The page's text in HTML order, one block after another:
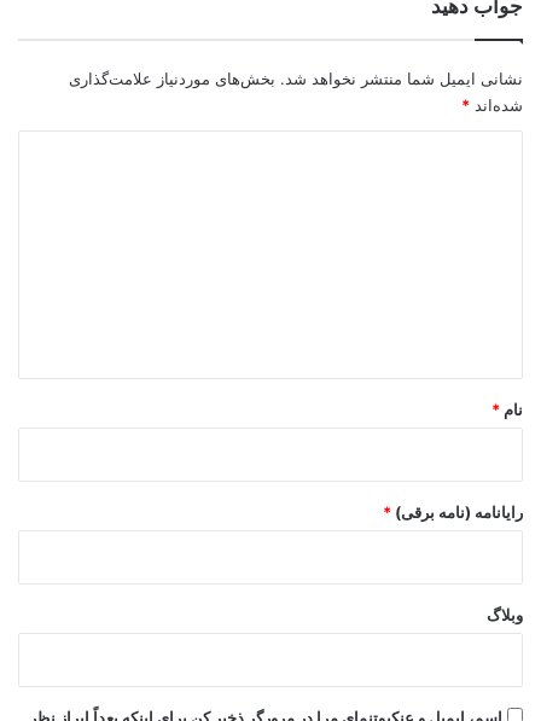
جواب دهید
نشانی ایمیل شما منتشر نخواهد شد. بخش‌های موردنیاز علامت‌گذاری
شده‌اند *
نام *
رایانامه (نامه برقی) *
وبلاگ